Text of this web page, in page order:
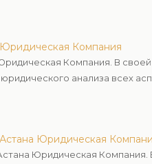
Компания
Компания. В
анализа всех
Юридическая
Юридическая